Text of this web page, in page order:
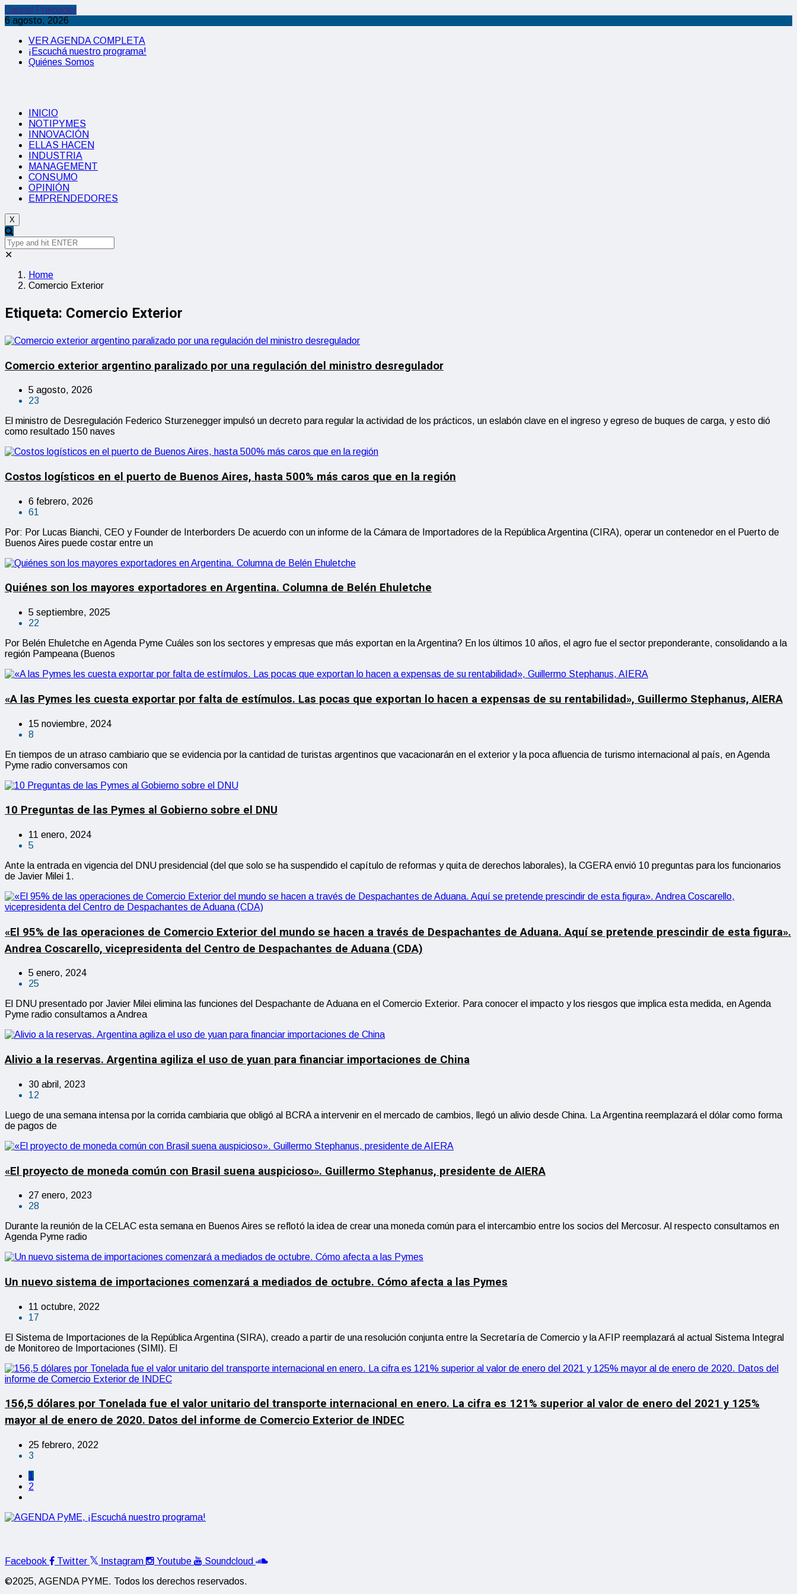
Cancel Preloader
6 agosto, 2026
VER AGENDA COMPLETA
¡Escuchá nuestro programa!
Quiénes Somos
INICIO
NOTIPYMES
INNOVACIÓN
ELLAS HACEN
INDUSTRIA
MANAGEMENT
CONSUMO
OPINIÓN
EMPRENDEDORES
X
✕
Home
Comercio Exterior
Etiqueta: Comercio Exterior
Comercio exterior argentino paralizado por una regulación del ministro desregulador
5 agosto, 2026
23
El ministro de Desregulación Federico Sturzenegger impulsó un decreto para regular la actividad de los prácticos, un eslabón clave en el ingreso y egreso de buques de carga, y esto dió
como resultado 150 naves
Costos logísticos en el puerto de Buenos Aires, hasta 500% más caros que en la región
6 febrero, 2026
61
Por: Por Lucas Bianchi, CEO y Founder de Interborders De acuerdo con un informe de la Cámara de Importadores de la República Argentina (CIRA), operar un contenedor en el Puerto de
Buenos Aires puede costar entre un
Quiénes son los mayores exportadores en Argentina. Columna de Belén Ehuletche
5 septiembre, 2025
22
Por Belén Ehuletche en Agenda Pyme Cuáles son los sectores y empresas que más exportan en la Argentina? En los últimos 10 años, el agro fue el sector preponderante, consolidando a la
región Pampeana (Buenos
«A las Pymes les cuesta exportar por falta de estímulos. Las pocas que exportan lo hacen a expensas de su rentabilidad», Guillermo Stephanus, AIERA
15 noviembre, 2024
8
En tiempos de un atraso cambiario que se evidencia por la cantidad de turistas argentinos que vacacionarán en el exterior y la poca afluencia de turismo internacional al país, en Agenda
Pyme radio conversamos con
10 Preguntas de las Pymes al Gobierno sobre el DNU
11 enero, 2024
5
Ante la entrada en vigencia del DNU presidencial (del que solo se ha suspendido el capítulo de reformas y quita de derechos laborales), la CGERA envió 10 preguntas para los funcionarios
de Javier Milei 1.
«El 95% de las operaciones de Comercio Exterior del mundo se hacen a través de Despachantes de Aduana. Aquí se pretende prescindir de esta figura».
Andrea Coscarello, vicepresidenta del Centro de Despachantes de Aduana (CDA)
5 enero, 2024
25
El DNU presentado por Javier Milei elimina las funciones del Despachante de Aduana en el Comercio Exterior. Para conocer el impacto y los riesgos que implica esta medida, en Agenda
Pyme radio consultamos a Andrea
Alivio a la reservas. Argentina agiliza el uso de yuan para financiar importaciones de China
30 abril, 2023
12
Luego de una semana intensa por la corrida cambiaria que obligó al BCRA a intervenir en el mercado de cambios, llegó un alivio desde China. La Argentina reemplazará el dólar como forma
de pagos de
«El proyecto de moneda común con Brasil suena auspicioso». Guillermo Stephanus, presidente de AIERA
27 enero, 2023
28
Durante la reunión de la CELAC esta semana en Buenos Aires se reflotó la idea de crear una moneda común para el intercambio entre los socios del Mercosur. Al respecto consultamos en
Agenda Pyme radio
Un nuevo sistema de importaciones comenzará a mediados de octubre. Cómo afecta a las Pymes
11 octubre, 2022
17
El Sistema de Importaciones de la República Argentina (SIRA), creado a partir de una resolución conjunta entre la Secretaría de Comercio y la AFIP reemplazará al actual Sistema Integral
de Monitoreo de Importaciones (SIMI). El
156,5 dólares por Tonelada fue el valor unitario del transporte internacional en enero. La cifra es 121% superior al valor de enero del 2021 y 125%
mayor al de enero de 2020. Datos del informe de Comercio Exterior de INDEC
25 febrero, 2022
3
1
2
Facebook Twitter Instagram Youtube
Soundcloud
©2025, AGENDA PYME. Todos los derechos reservados.